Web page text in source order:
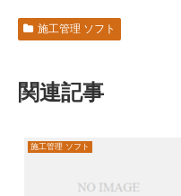
施工管理 ソフト
関連記事
施工管理 ソフト